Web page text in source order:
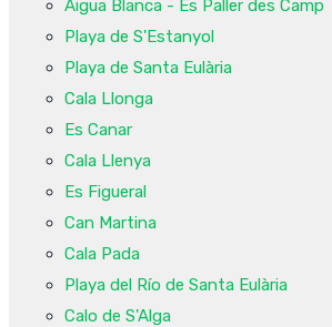
Aigua Blanca - Es Paller des Camp
Playa de S'Estanyol
Playa de Santa Eulària
Cala Llonga
Es Canar
Cala Llenya
Es Figueral
Can Martina
Cala Pada
Playa del Río de Santa Eulària
Calo de S'Alga